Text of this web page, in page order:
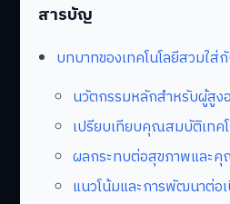
สารบัญ
บทบาทของเทคโนโลยีสวมใส่
นวัตกรรมหลักสำหรับผู้สูง
เปรียบเทียบคุณสมบัติเทค
ผลกระทบต่อสุขภาพและ
แนวโน้มและการพัฒนาต่อ